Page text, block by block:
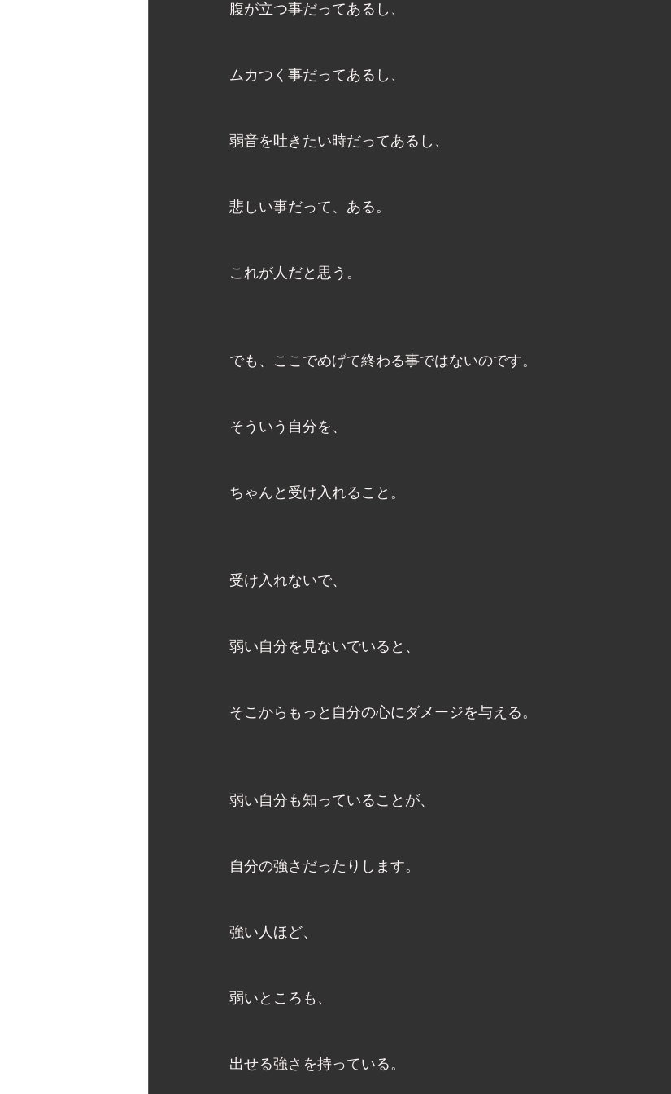
腹が立つ事だってあるし、
ムカつく事だってあるし、
弱音を吐きたい時だってあるし、
悲しい事だって、ある。
これが人だと思う。
でも、ここでめげて終わる事ではないのです。
そういう自分を、
ちゃんと受け入れること。
受け入れないで、
弱い自分を見ないでいると、
そこからもっと自分の心にダメージを与える。
弱い自分も知っていることが、
自分の強さだったりします。
強い人ほど、
弱いところも、
出せる強さを持っている。